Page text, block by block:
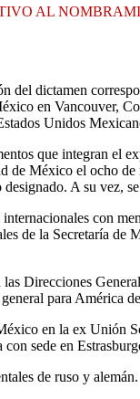
AL
del dictamen
en Vancouver,
Unidos
que integran el
de México el ocho
A su vez,
con
de la Secretaría
Direcciones
para América
en la ex
sede en
de ruso y alemán.